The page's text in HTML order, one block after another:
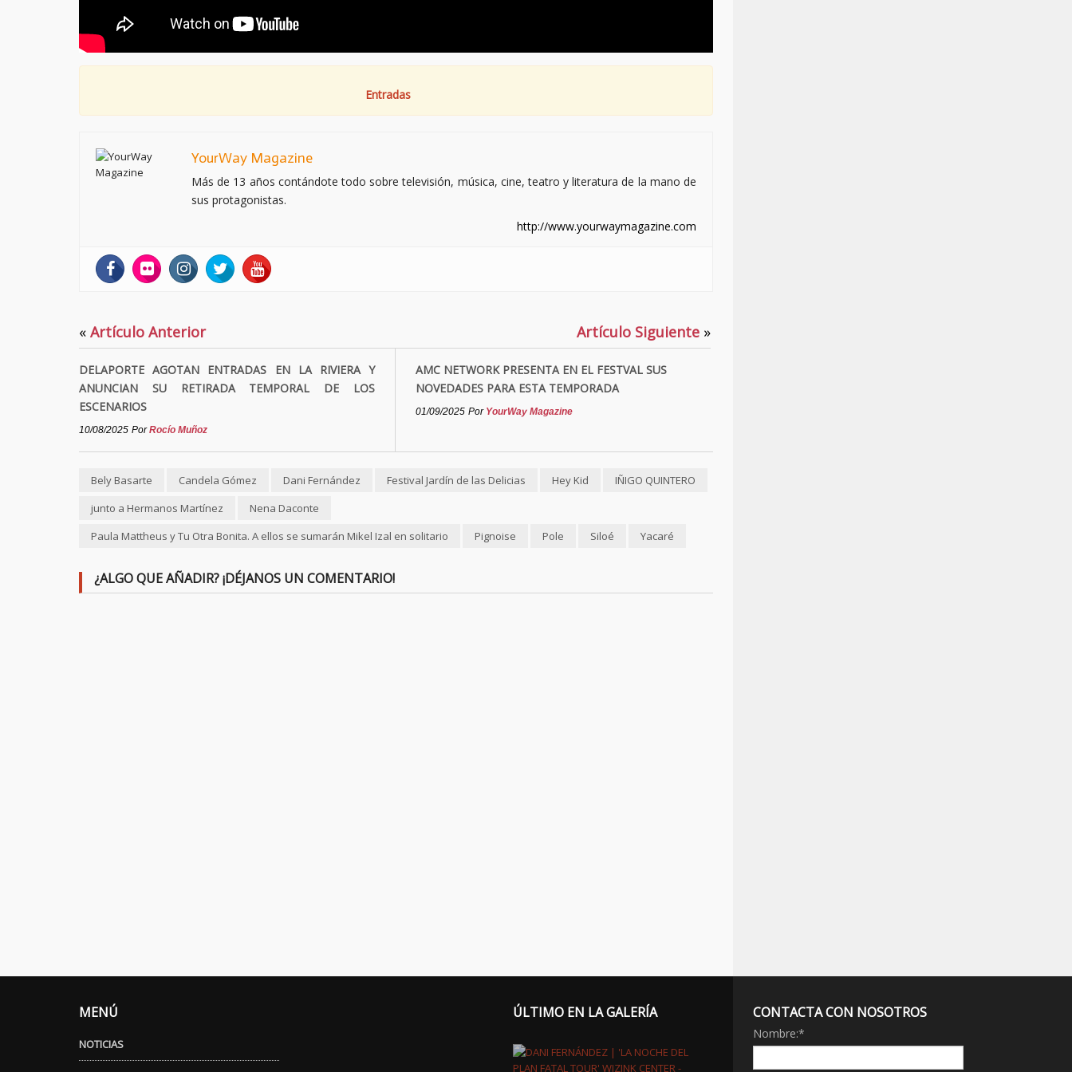
Entradas
YourWay Magazine
Más de 13 años contándote todo sobre televisión, música, cine, teatro y literatura de la mano de
sus protagonistas.
http://www.yourwaymagazine.com
« Artículo Anterior
DELAPORTE AGOTAN ENTRADAS EN LA RIVIERA Y
ANUNCIAN SU RETIRADA TEMPORAL DE LOS
ESCENARIOS
10/08/2025 PorRocío Muñoz
Artículo Siguiente »
AMC NETWORK PRESENTA EN EL FESTVAL SUS
NOVEDADES PARA ESTA TEMPORADA
01/09/2025 Por YourWay Magazine
Bely Basarte Candela Gómez Dani Fernández Festival Jardín de las Delicias Hey Kid
IÑIGO QUINTERO
junto a Hermanos Martínez
Nena Daconte
Paula Mattheus y Tu Otra Bonita. A ellos se sumarán Mikel Izal en solitario
Pignoise Pole Siloé Yacaré
¿ALGO QUE AÑADIR? ¡DÉJANOS UN COMENTARIO!
MENÚ
NOTICIAS
ÚLTIMO EN LA GALERÍA CONTACTA CON NOSOTROS
Nombre:*